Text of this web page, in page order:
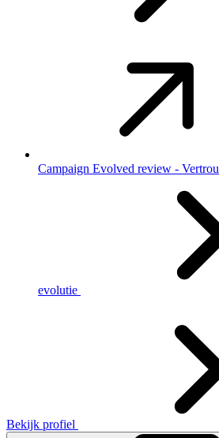
Campaign Evolved review -
evolutie
Bekijk profiel